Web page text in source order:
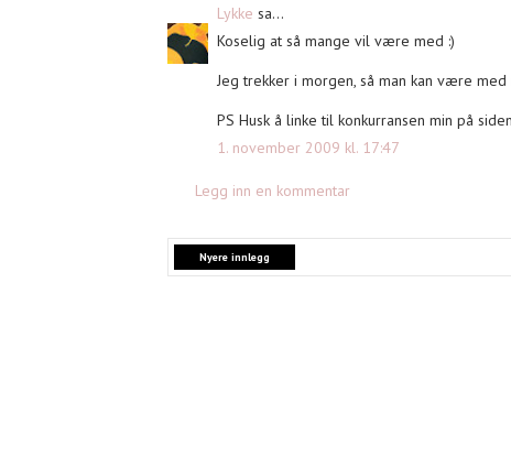
Lykke sa...
Koselig at så mange vil være med :)
Jeg trekker i morgen, så man kan være
PS Husk å linke til konkurransen min på
1. november 2009 kl. 17:47
Legg inn en kommentar
Nyere innlegg